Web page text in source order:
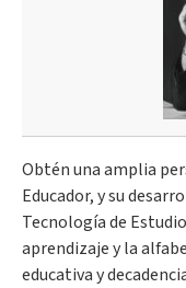
Obtén una amplia
Educador, y su
Tecnología de
aprendizaje y la
educativa y